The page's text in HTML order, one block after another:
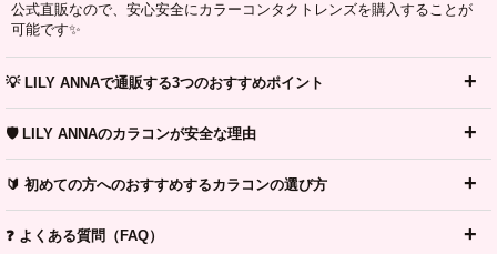
公式直販なので、安心安全にカラーコンタクトレンズを購入することが
可能です✨
💡 LILY ANNAで通販する3つのおすすめポイント
🛡️ LILY ANNAのカラコンが安全な理由
🔰 初めての方へのおすすめするカラコンの選び方
❓ よくある質問（FAQ）